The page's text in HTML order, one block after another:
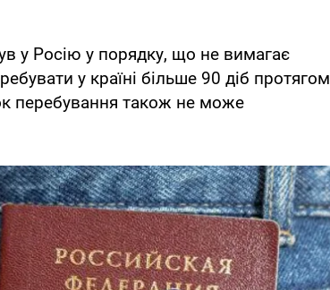
у Росію у порядку, що не вимагає
у країні більше 90 діб протягом
перебування також не може